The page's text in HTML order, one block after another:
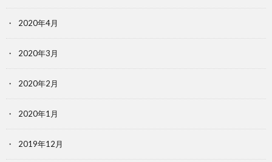
2020年4月
2020年3月
2020年2月
2020年1月
2019年12月